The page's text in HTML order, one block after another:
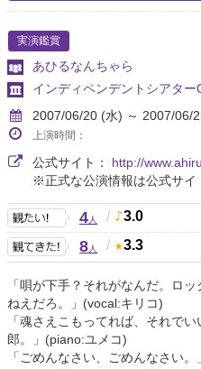
実演鑑賞
あひるなんちゃら
インディペンデントシアター
2007/06/20 (水) ～ 2007/06/
上演時間：
公式サイト： http://
※正式な公演情報は公式サイ
4人 / 3.0
8人 / 3.3
「唄が下手？それがなんだ。ロ
ねえだろ。」(vocal:キリコ)
「魂さえこもってれば、それで
郎。」(piano:ユメコ)
「ごめんなさい、ごめんなさい